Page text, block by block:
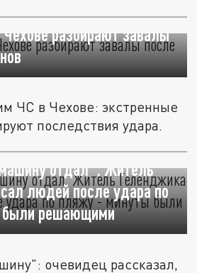
разбирают завалы
ЧС в Чехове: экстренные
последствия удара.
отдал". Житель
людей после удара по
решающими
очевидец рассказал,